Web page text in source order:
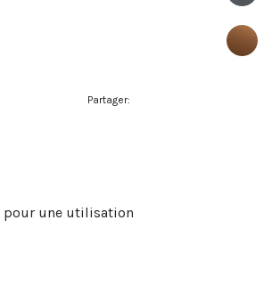
Partager:
pour une utilisation